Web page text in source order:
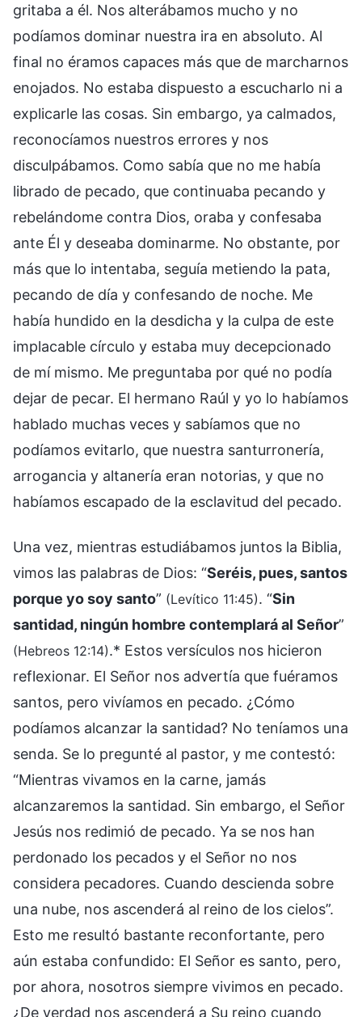
gritaba a él. Nos alterábamos mucho y no
podíamos dominar nuestra ira en absoluto. Al
final no éramos capaces más que de marcharnos
enojados. No estaba dispuesto a escucharlo ni a
explicarle las cosas. Sin embargo, ya calmados,
reconocíamos nuestros errores y nos
disculpábamos. Como sabía que no me había
librado de pecado, que continuaba pecando y
rebelándome contra Dios, oraba y confesaba
ante Él y deseaba dominarme. No obstante, por
más que lo intentaba, seguía metiendo la pata,
pecando de día y confesando de noche. Me
había hundido en la desdicha y la culpa de este
implacable círculo y estaba muy decepcionado
de mí mismo. Me preguntaba por qué no podía
dejar de pecar. El hermano Raúl y yo lo habíamos
hablado muchas veces y sabíamos que no
podíamos evitarlo, que nuestra santurronería,
arrogancia y altanería eran notorias, y que no
habíamos escapado de la esclavitud del pecado.
Una vez, mientras estudiábamos juntos la Biblia,
vimos las palabras de Dios: “Seréis, pues, santos
porque yo soy santo” (Levítico 11:45). “Sin
santidad, ningún hombre contemplará al Señor”
(Hebreos 12:14).* Estos versículos nos hicieron
reflexionar. El Señor nos advertía que fuéramos
santos, pero vivíamos en pecado. ¿Cómo
podíamos alcanzar la santidad? No teníamos una
senda. Se lo pregunté al pastor, y me contestó:
“Mientras vivamos en la carne, jamás
alcanzaremos la santidad. Sin embargo, el Señor
Jesús nos redimió de pecado. Ya se nos han
perdonado los pecados y el Señor no nos
considera pecadores. Cuando descienda sobre
una nube, nos ascenderá al reino de los cielos”.
Esto me resultó bastante reconfortante, pero
aún estaba confundido: El Señor es santo, pero,
por ahora, nosotros siempre vivimos en pecado.
¿De verdad nos ascenderá a Su reino cuando